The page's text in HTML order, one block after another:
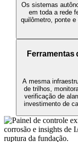
Os sistemas
em toda a rede
quilômetro, ponte
A mesma
de trilhos,
verificação de
investimento de